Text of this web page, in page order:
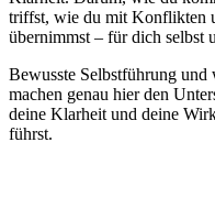
triffst, wie du mit Konflikten
übernimmst – für dich selbst
Bewusste Selbstführung
machen genau hier den
deine Klarheit und deine
führst.